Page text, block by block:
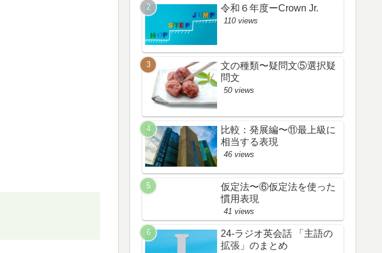
令和６年度ーCrown Jr.
110 views
文の種類〜疑問文⑤選択疑
問文
50 views
比較：発展編〜⑪最上級に
相当する表現
46 views
仮定法〜⑥仮定法を使った
慣用表現
41 views
24-ラジオ英会話 「主語の
拡張」のまとめ